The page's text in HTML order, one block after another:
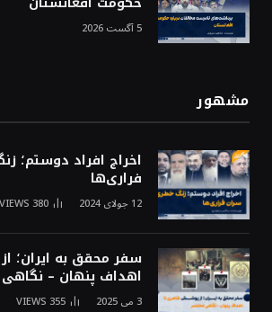
5 آگست 2026
مشهور
اخراج افراد دوستم؛
فراری‌ها
12 جولای 2024 380
VIEWS
سفر محقق به ایران؛
اهداف پنهان –
3 می 2025 355
VIEWS